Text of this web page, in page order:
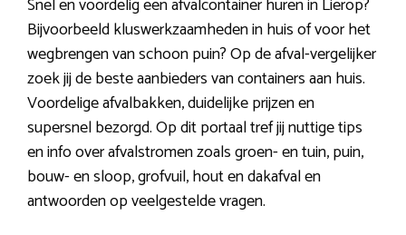
Bijvoorbeeld kluswerkzaamheden in huis of voor het
wegbrengen van schoon puin? Op de afval-vergelijker
zoek jij de beste aanbieders van containers aan huis.
Voordelige afvalbakken, duidelijke prijzen en
supersnel bezorgd. Op dit portaal tref jij nuttige tips
en info over afvalstromen zoals groen- en tuin, puin,
bouw- en sloop, grofvuil, hout en dakafval en
antwoorden op veelgestelde vragen.